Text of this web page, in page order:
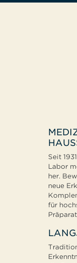
Seit
Labor
her.
neue
für